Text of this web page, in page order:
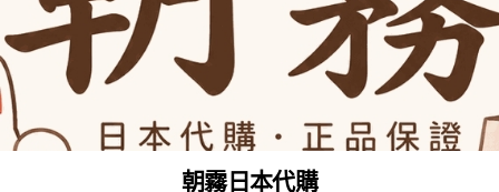
朝霧日本代購